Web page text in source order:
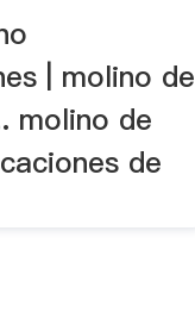
| molino de
molino de
de